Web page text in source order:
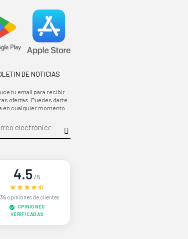
DE NOTICIAS
tu email para recibir
ofertas. Puedes darte
en cualquier momento.
4.5/5
opiniones de clientes
OPINIONES
VERIFICADAS